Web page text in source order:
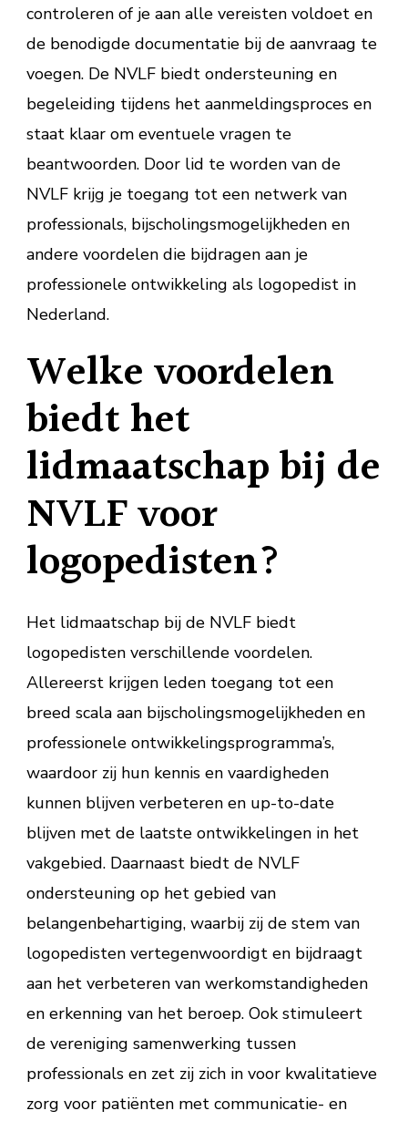
controleren of je aan alle vereisten voldoet en
de benodigde documentatie bij de aanvraag te
voegen. De NVLF biedt ondersteuning en
begeleiding tijdens het aanmeldingsproces en
staat klaar om eventuele vragen te
beantwoorden. Door lid te worden van de
NVLF krijg je toegang tot een netwerk van
professionals, bijscholingsmogelijkheden en
andere voordelen die bijdragen aan je
professionele ontwikkeling als logopedist in
Nederland.
Welke voordelen
biedt het
lidmaatschap bij de
NVLF voor
logopedisten?
Het lidmaatschap bij de NVLF biedt
logopedisten verschillende voordelen.
Allereerst krijgen leden toegang tot een
breed scala aan bijscholingsmogelijkheden en
professionele ontwikkelingsprogramma’s,
waardoor zij hun kennis en vaardigheden
kunnen blijven verbeteren en up-to-date
blijven met de laatste ontwikkelingen in het
vakgebied. Daarnaast biedt de NVLF
ondersteuning op het gebied van
belangenbehartiging, waarbij zij de stem van
logopedisten vertegenwoordigt en bijdraagt
aan het verbeteren van werkomstandigheden
en erkenning van het beroep. Ook stimuleert
de vereniging samenwerking tussen
professionals en zet zij zich in voor kwalitatieve
zorg voor patiënten met communicatie- en